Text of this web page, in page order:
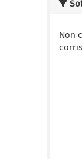
Non